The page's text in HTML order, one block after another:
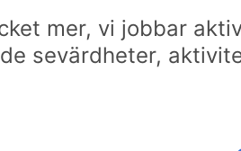
mer, vi jobbar
sevärdheter,